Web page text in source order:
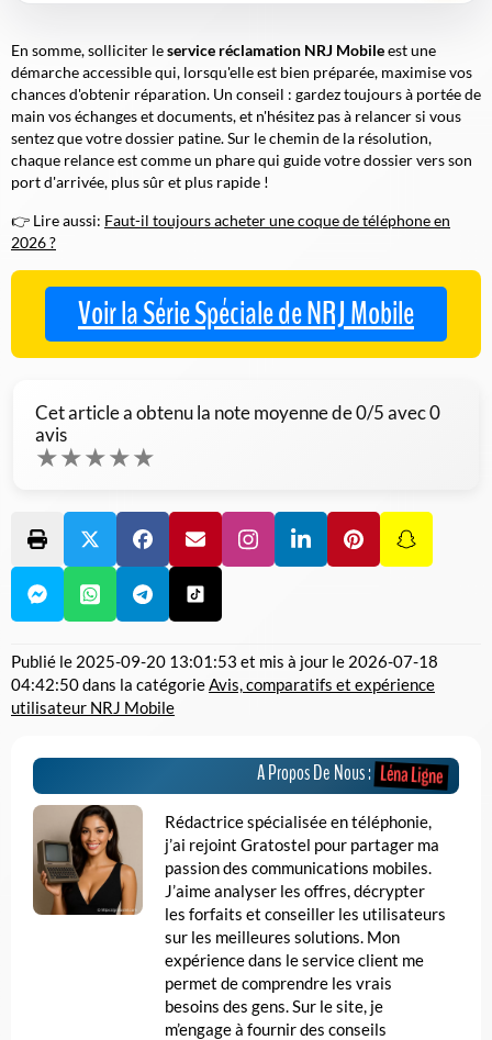
En somme, solliciter leservice réclamation NRJ Mobileest une
démarche accessible qui, lorsqu'elle est bien préparée, maximise vos
chances d'obtenir réparation. Un conseil : gardez toujours à portée de
main vos échanges et documents, et n'hésitez pas à relancer si vous
sentez que votre dossier patine. Sur le chemin de la résolution,
chaque relance est comme un phare qui guide votre dossier vers son
port d'arrivée, plus sûr et plus rapide !
👉 Lire aussi: Faut-il toujours acheter une coque de téléphone en
2026 ?
Voir la Série Spéciale de NRJ Mobile
Cet article a obtenu la note moyenne de0/5 avec0
avis
★★★★★
Publié le 2025-09-20 13:01:53 et mis à jour le 2026-07-18
04:42:50dans la catégorieAvis, comparatifs et expérience
utilisateur NRJ Mobile
A Propos De Nous :Léna Ligne
Rédactrice spécialisée en téléphonie,
j’ai rejoint Gratostel pour partager ma
passion des communications mobiles.
J’aime analyser les offres, décrypter
les forfaits et conseiller les utilisateurs
sur les meilleures solutions. Mon
expérience dans le service client me
permet de comprendre les vrais
besoins des gens. Sur le site, je
m’engage à fournir des conseils